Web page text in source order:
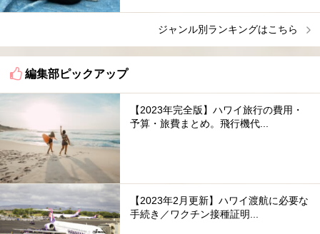
ジャンル別ランキングはこちら
編集部ピックアップ
【2023年完全版】ハワイ旅行の費用・
予算・旅費まとめ。飛行機代...
【2023年2月更新】ハワイ渡航に必要な
手続き／ワクチン接種証明...